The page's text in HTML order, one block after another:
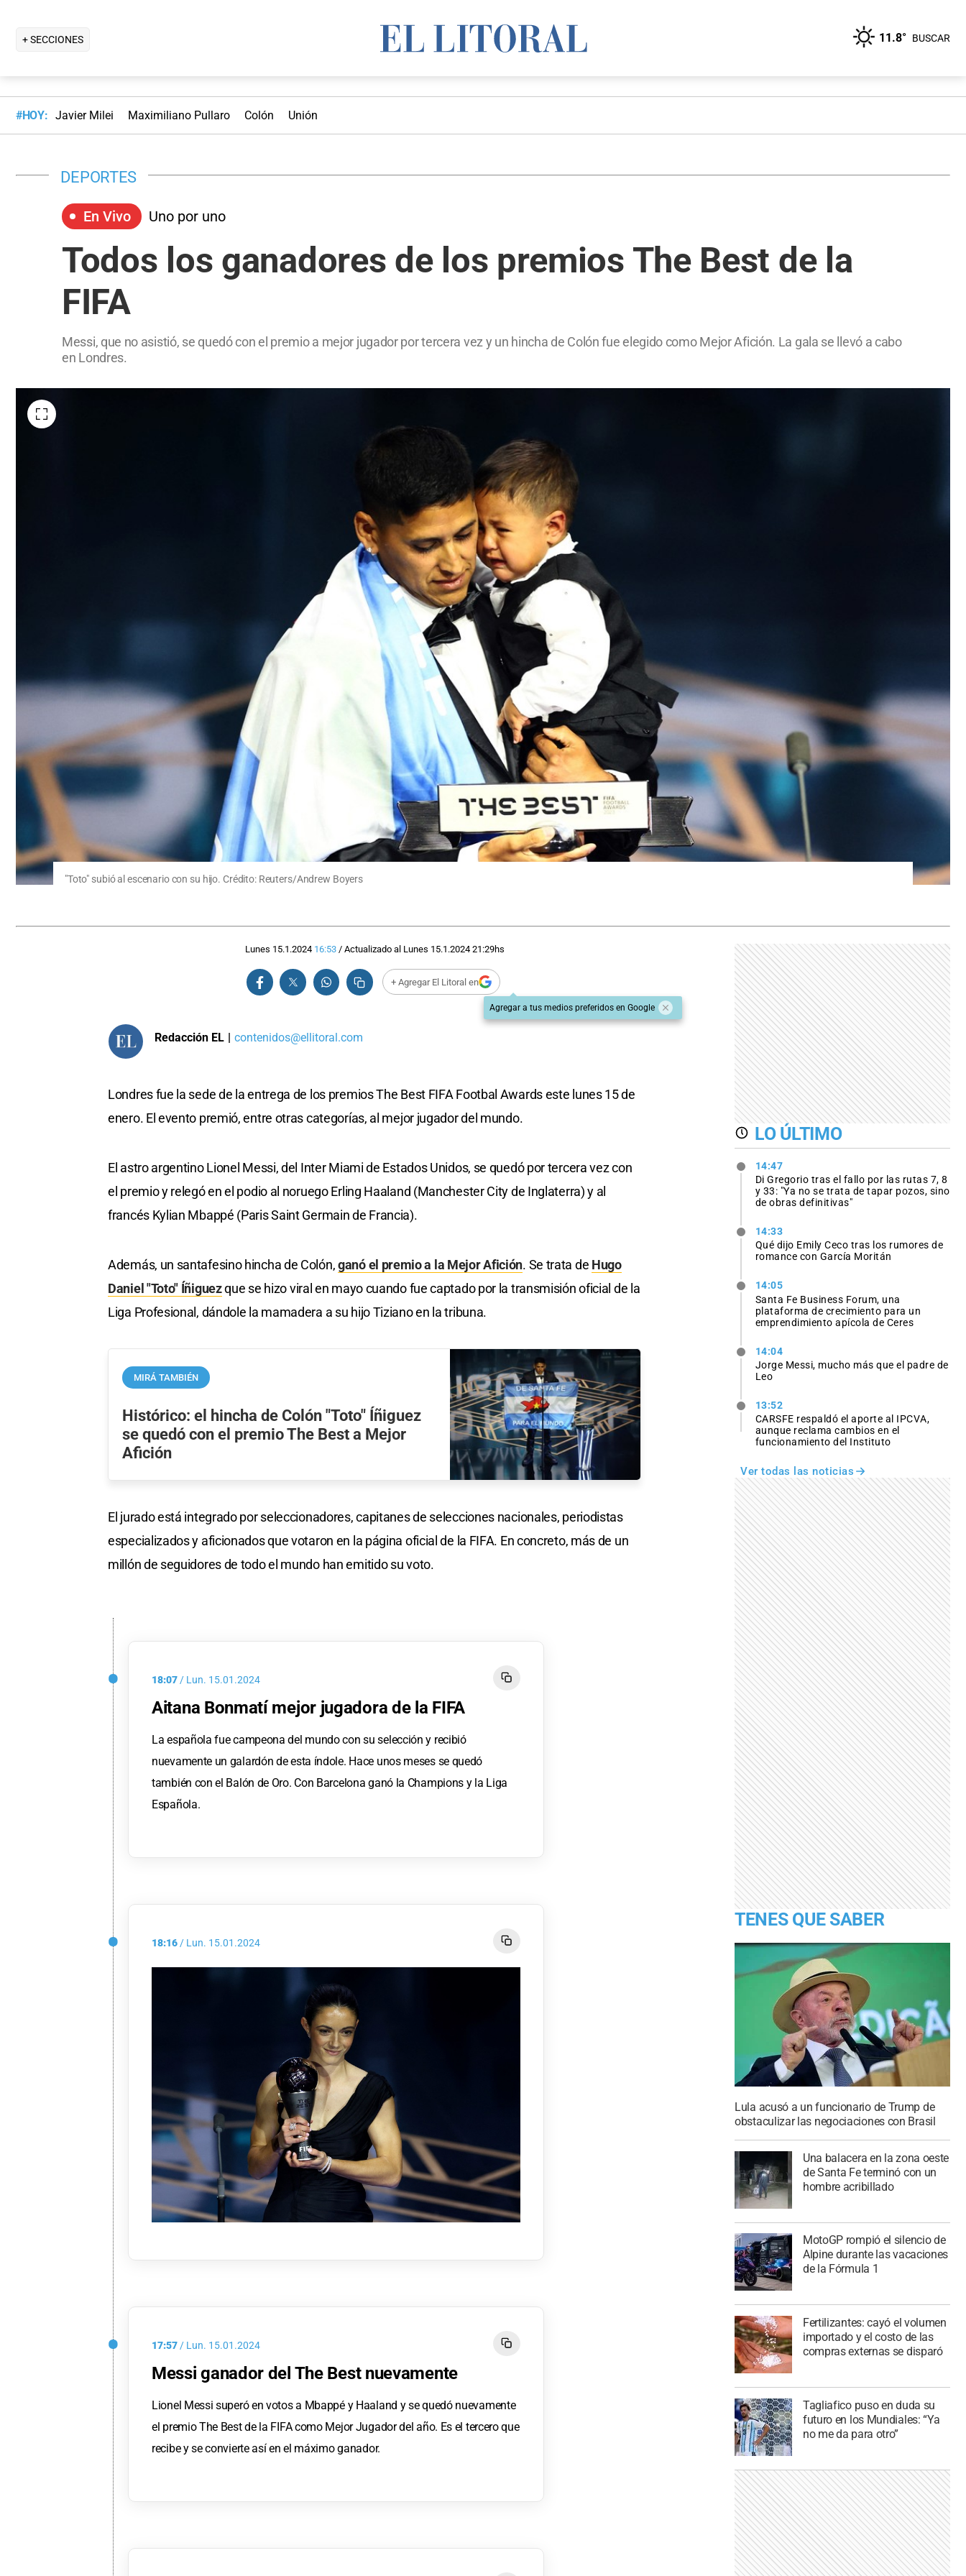
+ SECCIONES 11.8° BUSCAR
#HOY: Javier Milei Maximiliano Pullaro Colón Unión
DEPORTES
En Vivo Uno por uno
Todos los ganadores de los premios The Best de la
FIFA
Messi, que no asistió, se quedó con el premio a mejor jugador por tercera vez y un hincha de Colón fue elegido como Mejor Afición. La gala se llevó a cabo
en Londres.
"Toto" subió al escenario con su hijo. Crédito: Reuters/Andrew Boyers
Lunes 15.1.2024 16:53/ Actualizado al Lunes 15.1.2024 21:29hs
+ Agregar El Litoral en
Agregar a tus medios preferidos en Google
Redacción EL | contenidos@ellitoral.com
Londres fue la sede de la entrega de los premios The Best FIFA Footbal Awards este lunes 15 de
enero. El evento premió, entre otras categorías, al mejor jugador del mundo.
El astro argentino Lionel Messi, del Inter Miami de Estados Unidos, se quedó por tercera vez con
el premio y relegó en el podio al noruego Erling Haaland (Manchester City de Inglaterra) y al
francés Kylian Mbappé (Paris Saint Germain de Francia).
Además, un santafesino hincha de Colón,ganó el premio a la Mejor Afición. Se trata de Hugo
Daniel "Toto" Íñiguezque se hizo viral en mayo cuando fue captado por la transmisión oficial de la
Liga Profesional, dándole la mamadera a su hijo Tiziano en la tribuna.
MIRÁ TAMBIÉN
Histórico: el hincha de Colón "Toto" Íñiguez
se quedó con el premio The Best a Mejor
Afición
El jurado está integrado por seleccionadores, capitanes de selecciones nacionales, periodistas
especializados y aficionados que votaron en la página oficial de la FIFA. En concreto, más de un
millón de seguidores de todo el mundo han emitido su voto.
18:07 / Lun. 15.01.2024
Aitana Bonmatí mejor jugadora de la FIFA
La española fue campeona del mundo con su selección y recibió
nuevamente un galardón de esta índole. Hace unos meses se quedó
también con el Balón de Oro. Con Barcelona ganó la Champions y la Liga
Española.
18:16 / Lun. 15.01.2024
17:57 / Lun. 15.01.2024
Messi ganador del The Best nuevamente
Lionel Messi superó en votos a Mbappé y Haaland y se quedó nuevamente
el premio The Best de la FIFA como Mejor Jugador del año. Es el tercero que
recibe y se convierte así en el máximo ganador.
LO ÚLTIMO
14:47
Di Gregorio tras el fallo por las rutas 7, 8
y 33: "Ya no se trata de tapar pozos, sino
de obras definitivas"
14:33
Qué dijo Emily Ceco tras los rumores de
romance con García Moritán
14:05
Santa Fe Business Forum, una
plataforma de crecimiento para un
emprendimiento apícola de Ceres
14:04
Jorge Messi, mucho más que el padre de
Leo
13:52
CARSFE respaldó el aporte al IPCVA,
aunque reclama cambios en el
funcionamiento del Instituto
Ver todas las noticias
TENES QUE SABER
Lula acusó a un funcionario de Trump de
obstaculizar las negociaciones con Brasil
Una balacera en la zona oeste
de Santa Fe terminó con un
hombre acribillado
MotoGP rompió el silencio de
Alpine durante las vacaciones
de la Fórmula 1
Fertilizantes: cayó el volumen
importado y el costo de las
compras externas se disparó
Tagliafico puso en duda su
futuro en los Mundiales: “Ya
no me da para otro”